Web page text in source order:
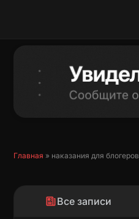
Главная » наказания для блогеров
Все записи